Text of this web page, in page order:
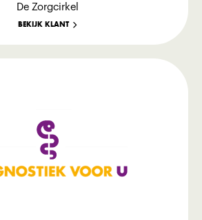
De Zorgcirkel
BEKIJK KLANT